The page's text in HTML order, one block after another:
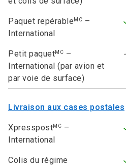
Paquet repérable MC –
International
Petit paquetMC –
International (par avion et
par voie de surface)
Livraison aux cases postales
XpresspostMC –
International
Colis du régime